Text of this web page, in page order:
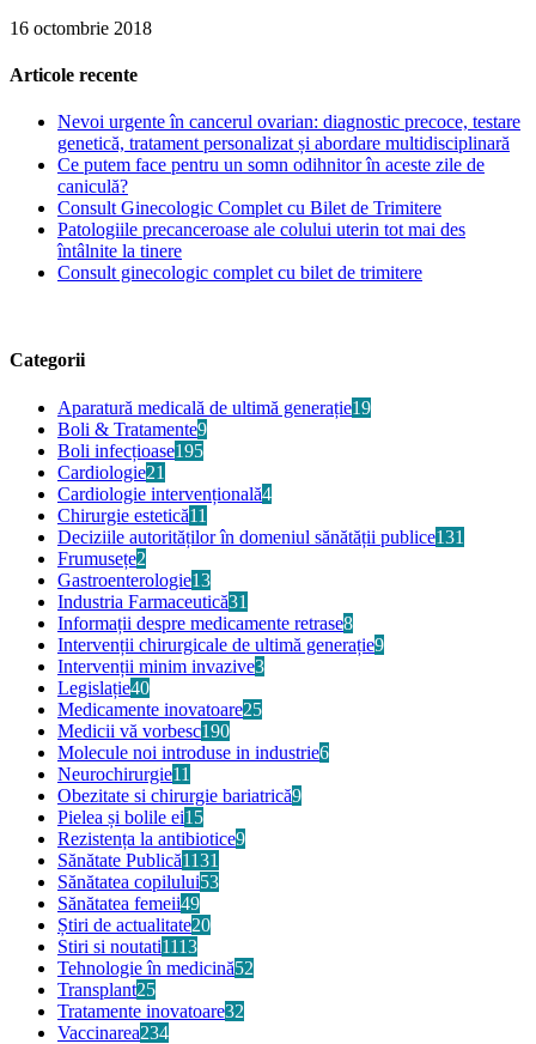
16 octombrie 2018
Articole recente
Nevoi urgente în cancerul ovarian: diagnostic precoce, testare
genetică, tratament personalizat și abordare multidisciplinară
Ce putem face pentru un somn odihnitor în aceste zile de
caniculă?
Consult Ginecologic Complet cu Bilet de Trimitere
Patologiile precanceroase ale colului uterin tot mai des
întâlnite la tinere
Consult ginecologic complet cu bilet de trimitere
Categorii
Aparatură medicală de ultimă generație19
Boli & Tratamente9
Boli infecțioase195
Cardiologie21
Cardiologie intervențională4
Chirurgie estetică11
Deciziile autorităților în domeniul sănătății publice131
Frumusețe2
Gastroenterologie13
Industria Farmaceutică31
Informații despre medicamente retrase8
Intervenții chirurgicale de ultimă generație9
Intervenții minim invazive3
Legislație40
Medicamente inovatoare25
Medicii vă vorbesc190
Molecule noi introduse in industrie6
Neurochirurgie11
Obezitate si chirurgie bariatrică9
Pielea și bolile ei15
Rezistența la antibiotice9
Sănătate Publică1131
Sănătatea copilului53
Sănătatea femeii49
Știri de actualitate20
Stiri si noutati1113
Tehnologie în medicină52
Transplant25
Tratamente inovatoare32
Vaccinarea234